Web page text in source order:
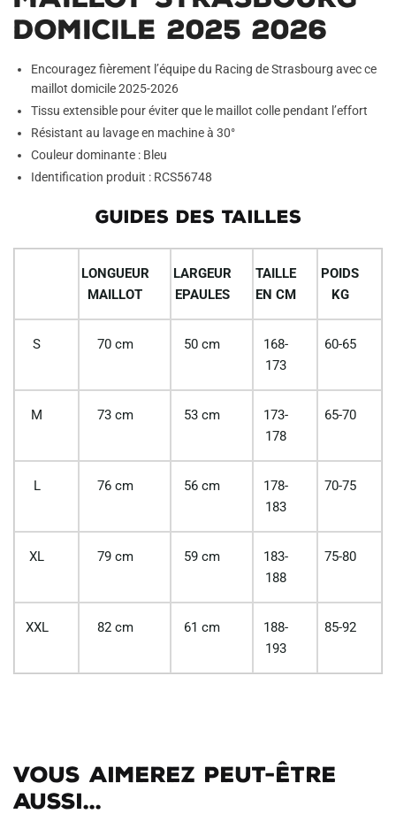
Domicile 2025 2026
Encouragez fièrement l’équipe du Racing de Strasbourg avec ce
maillot domicile 2025-2026
Tissu extensible pour éviter que le maillot colle pendant l’effort
Résistant au lavage en machine à 30°
Couleur dominante : Bleu
Identification produit : RCS56748
GUIDES DES TAILLES
LONGUEUR
MAILLOT
LARGEUR
EPAULES
TAILLE
EN CM
POIDS
KG
S 70 cm 50 cm
168-
173
60-65
M 73 cm 53 cm
173-
178
65-70
L 76 cm 56 cm
178-
183
70-75
XL 79 cm 59 cm
183-
188
75-80
XXL 82 cm 61 cm
188-
193
85-92
Vous aimerez peut-être
aussi...